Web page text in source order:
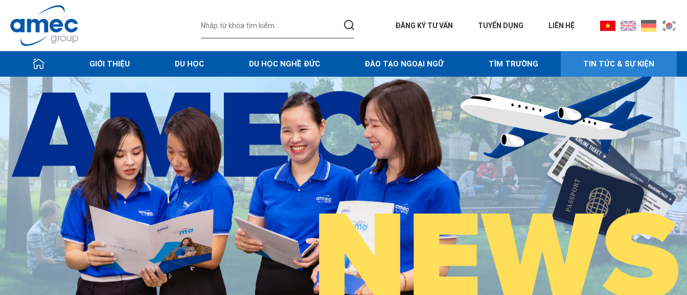
ĐĂNG KÝ TƯ VẤN TUYỂN DỤNG LIÊN HỆ
GIỚI THIỆU DU HỌC DU HỌC NGHỀ ĐỨC ĐÀO TẠO NGOẠI NGỮ TÌM TRƯỜNG TIN TỨC & SỰ KIỆN